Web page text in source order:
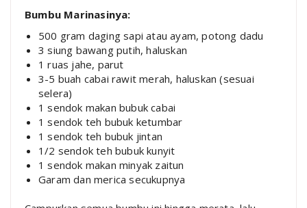
Bumbu Marinasinya:
500 gram daging sapi atau ayam, potong dadu
3 siung bawang putih, haluskan
1 ruas jahe, parut
3-5 buah cabai rawit merah, haluskan (sesuai
selera)
1 sendok makan bubuk cabai
1 sendok teh bubuk ketumbar
1 sendok teh bubuk jintan
1/2 sendok teh bubuk kunyit
1 sendok makan minyak zaitun
Garam dan merica secukupnya